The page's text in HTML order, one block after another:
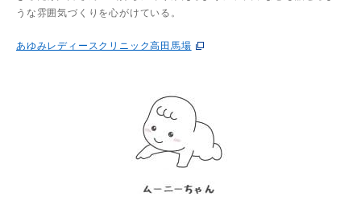
うな雰囲気づくりを心がけている。
あゆみレディースクリニック高田馬場